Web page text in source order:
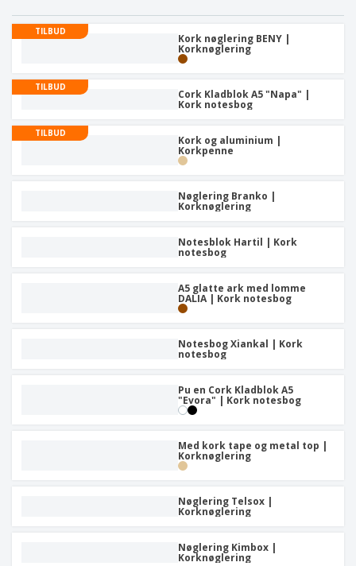
TILBUD
Kork nøglering BENY |
Korknøglering
TILBUD
Cork Kladblok A5 "Napa" |
Kork notesbog
TILBUD
Kork og aluminium |
Korkpenne
Nøglering Branko |
Korknøglering
Notesblok Hartil | Kork
notesbog
A5 glatte ark med lomme
DALIA | Kork notesbog
Notesbog Xiankal | Kork
notesbog
Pu en Cork Kladblok A5
"Evora" | Kork notesbog
Med kork tape og metal top |
Korknøglering
Nøglering Telsox |
Korknøglering
Nøglering Kimbox |
Korknøglering